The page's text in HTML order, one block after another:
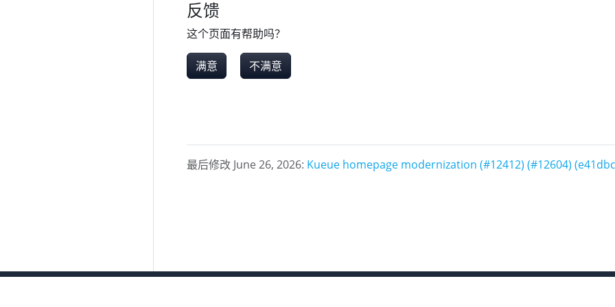
反馈
这个页面有帮助吗？
满意 不满意
最后修改 June 26, 2026: Kueue homepage modernization (#12412) (#12604)